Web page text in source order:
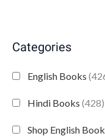
Categories
(428)
Shop English